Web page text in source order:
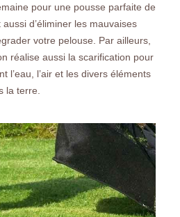
pour une pousse parfaite de
d’éliminer les mauvaises
votre pelouse. Par ailleurs,
réalise aussi la scarification pour
l’eau, l’air et les divers éléments
la terre.